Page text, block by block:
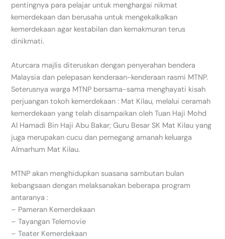
pentingnya para pelajar untuk menghargai nikmat
kemerdekaan dan berusaha untuk mengekalkalkan
kemerdekaan agar kestabilan dan kemakmuran terus
dinikmati.
Aturcara majlis diteruskan dengan penyerahan bendera
Malaysia dan pelepasan kenderaan-kenderaan rasmi MTNP.
Seterusnya warga MTNP bersama-sama menghayati kisah
perjuangan tokoh kemerdekaan : Mat Kilau, melalui ceramah
kemerdekaan yang telah disampaikan oleh Tuan Haji Mohd
Al Hamadi Bin Haji Abu Bakar; Guru Besar SK Mat Kilau yang
juga merupakan cucu dan pemegang amanah keluarga
Almarhum Mat Kilau.
MTNP akan menghidupkan suasana sambutan bulan
kebangsaan dengan melaksanakan beberapa program
antaranya :
– Pameran Kemerdekaan
– Tayangan Telemovie
– Teater Kemerdekaan